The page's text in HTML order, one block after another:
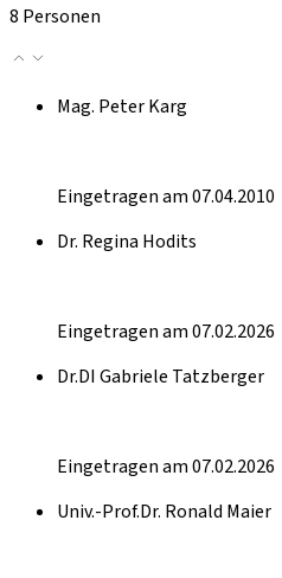
8 Personen
Mag. Peter Karg
Eingetragen am 07.04.2010
Dr. Regina Hodits
Eingetragen am 07.02.2026
Dr.DI Gabriele Tatzberger
Eingetragen am 07.02.2026
Univ.-Prof.Dr. Ronald Maier